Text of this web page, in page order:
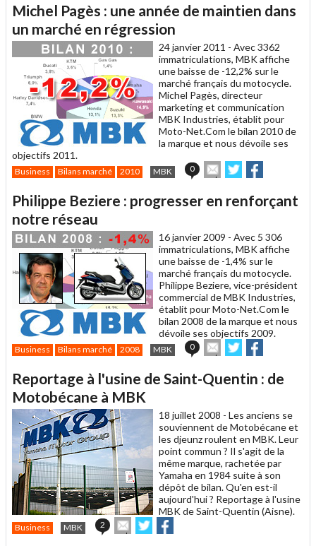
à
un
ami
Michel Pagès : une année de maintien dans
un marché en régression
24 janvier 2011 - Avec 3362
immatriculations, MBK affiche
une baisse de -12,2% sur le
marché français du motocycle.
Michel Pagès, directeur
marketing et communication
MBK Industries, établit pour
Moto-Net.Com le bilan 2010 de
la marque et nous dévoile ses
objectifs 2011.
Business Bilans marché 2010 MBK 0
Envoyer
cet
à
Partager
sur sur
Philippe Beziere : progresser en renforçant
notre réseau
16 janvier 2009 - Avec 5 306
immatriculations, MBK affiche
une baisse de -1,4% sur le
marché français du motocycle.
Philippe Beziere, vice-président
commercial de MBK Industries,
établit pour Moto-Net.Com le
bilan 2008 de la marque et nous
dévoile ses objectifs 2009.
Business Bilans marché 2008 MBK 0
Envoyer
cet
à
Partager
sur sur
Reportage à l'usine de Saint-Quentin : de
Motobécane à MBK
18 juillet 2008 - Les anciens se
souviennent de Motobécane et
les djeunz roulent en MBK. Leur
point commun ? Il s'agit de la
même marque, rachetée par
Yamaha en 1984 suite à son
dépôt de bilan. Qu'en est-il
aujourd'hui ? Reportage à l'usine
MBK de Saint-Quentin (Aisne).
Business MBK 2
Envoyer
cet
Partager
sur sur